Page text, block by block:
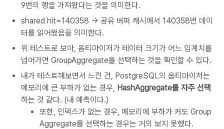
9번의 행을 가져왔다는 것을 의미한다.
shared hit=140358 -> 공유 버퍼 캐시에서 140358번 데이
터를 읽어왔음을 의미한다.
위 테스트로 보아, 옵티마이저가 테이터 크기가 어느 임계치를
넘어가면 GroupAggregate를 선택하는 것을 확인할 수 있다.
내가 테스트해보면서 느낀 건, PostgreSQL의 옵티마이저는
메모리에 큰 부하가 없는 경우, HashAggregate를 자주 선택
하는 것 같다. (내 예측이다.)
또한, 인덱스가 없는 경우, 메모리에 부하가 커도 Group
Aggregate를 선택하는 경우는 거의 보지 못했다.